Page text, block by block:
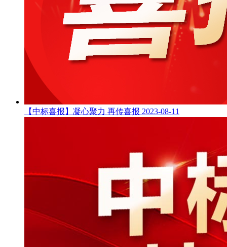
【中标喜报】凝心聚力 再传喜报 2023-08-11